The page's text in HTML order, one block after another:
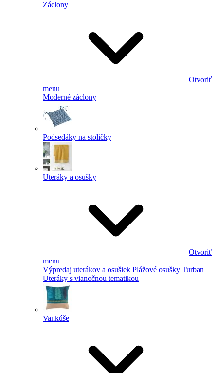
Záclony
Otvoriť
menu
Moderné záclony
Podsedáky na stoličky
Uteráky a osušky
Otvoriť
menu
Výpredaj uterákov a osušiek Plážové osušky Turban
Uteráky s vianočnou tematikou
Vankúše